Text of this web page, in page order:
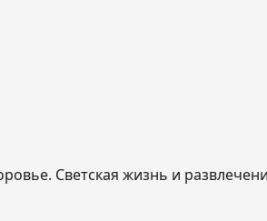
Светская жизнь и